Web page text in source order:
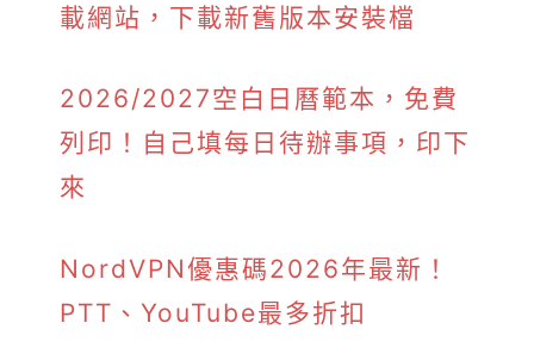
載網站，下載新舊版本安裝檔
2026/2027空白日曆範本，免費
列印！自己填每日待辦事項，印下
來
NordVPN優惠碼2026年最新！
PTT、YouTube最多折扣